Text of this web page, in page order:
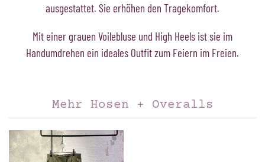
ausgestattet. Sie erhöhen den Tragekomfort.
Mit einer grauen Voilebluse und High Heels ist sie im
Handumdrehen ein ideales Outfit zum Feiern im Freien.
Mehr Hosen + Overalls